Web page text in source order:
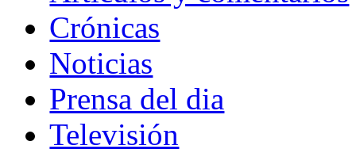
Crónicas
Noticias
Prensa del dia
Televisión